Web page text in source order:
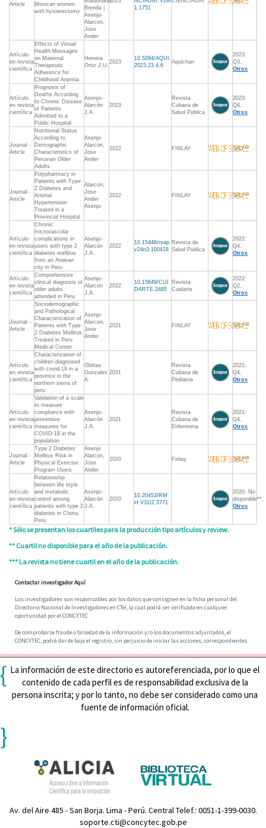
Article
Mexican women
with hysterectomy
Brenda |
Asenjo-
Alarcon,
Jose
Ander
1.1751
Artículo
en revista
científica
Effects of Virtual
Health Messages
on Maternal
Therapeutic
Adherence for
Childhood Anemia
Herrera
Ortiz J.U.
2023
10.5294/AQUI.
2023.23.4.6
Aquichan
2023:
Q3,
Otros
Artículo
en revista
científica
Prognosis of
Deaths According
to Chronic Disease
of Patients
Admitted to a
Public Hospital
Asenjo-
Alarcón
J.A.
2023
Revista
Cubana de
Salud Publica
2023:
Q4,
Otros
Journal -
Article
Nutritional Status
According to
Demographic
Characteristics of
Peruvian Older
Adults
Asenjo
Alarcon,
Jose
Ander
2022 FINLAY S/C***
Journal -
Article
Polypharmacy in
Patients with Type
2 Diabetes and
Arterial
Hypertension
Treated in a
Provincial Hospital
Alarcon,
Jose
Ander
Asenjo
2022 FINLAY S/C***
Artículo
en revista
científica
Chronic
microvascular
complications in
users with type 2
diabetes mellitus
from an Andean
city in Peru
Asenjo-
Alarcón
J.A.
2022
10.15446/rsap.
v24n3.100418
Revista de
Salud Publica
2022:
Q4,
Otros
Artículo
en revista
científica
Comprehensive
clinical diagnosis of
older adults
attended in Peru
Asenjo-
Alarcon
J.A.
2022
10.15649/CUI
DARTE.2485
Revista
Cuidarte
2022:
Q2,
Otros
Journal -
Article
Sociodemographic
and Pathological
Characterization of
Patients with Type
2 Diabetes Mellitus
Treated in Peru
Medical Center
Asenjo
Alarcon,
Jose
Ander
2021 FINLAY S/C***
Artículo
en revista
científica
Characterization of
children diagnosed
with covid-19 in a
province in the
northern sierra of
peru
Oblitas
Gonzales
A.
2021
Revista
Cubana de
Pediatria
2021:
Q4,
Otros
Artículo
en revista
científica
Validation of a scale
to measure
compliance with
preventive
measures for
COVID-19 in the
population
Asenjo-
Alarcón
J.A.
2021
Revista
Cubana de
Enfermeria
2021:
Q4,
Otros
Journal -
Article
Type 2 Diabetes
Mellitus Risk in
Physical Exercise
Program Users
Asenjo
Alarcon,
Jose
Ander
2020 Finlay S/C***
Artículo
en revista
científica
Relationship
between life style
and metabolic
control among
patients with type 2
diabetes in Chota,
Peru
Asenjo-
Alarcón
J.A.
2020
10.20453/RM
H.V31I2.3771
2020: No
disponible**,
Otros
* Sólo se presentan los cuartiles para la producción tipo artículos y review.
** Cuartil no disponible para el año de la publicación.
*** La revista no tiene cuartil en el año de la publicación.
Contactar investigador Aquí
Los investigadores son responsables por los datos que consignen en la ficha personal del
Directorio Nacional de Investigadores en CTeI, la cual podrá ser verificada en cualquier
oportunidad por el CONCYTEC.
De comprobarse fraude o falsedad de la información y/o los documentos adjuntados, el
CONCYTEC, podrá dar de baja el registro, sin perjuicio de iniciar las acciones, correspondientes.
{ La información de este directorio es autoreferenciada, por lo que el
contenido de cada perfil es de responsabilidad exclusiva de la
persona inscrita; y por lo tanto, no debe ser considerado como una
fuente de información oficial.
}
Av. del Aire 485 - San Borja. Lima - Perú. Central Telef.: 0051-1-399-0030.
soporte.cti@concytec.gob.pe